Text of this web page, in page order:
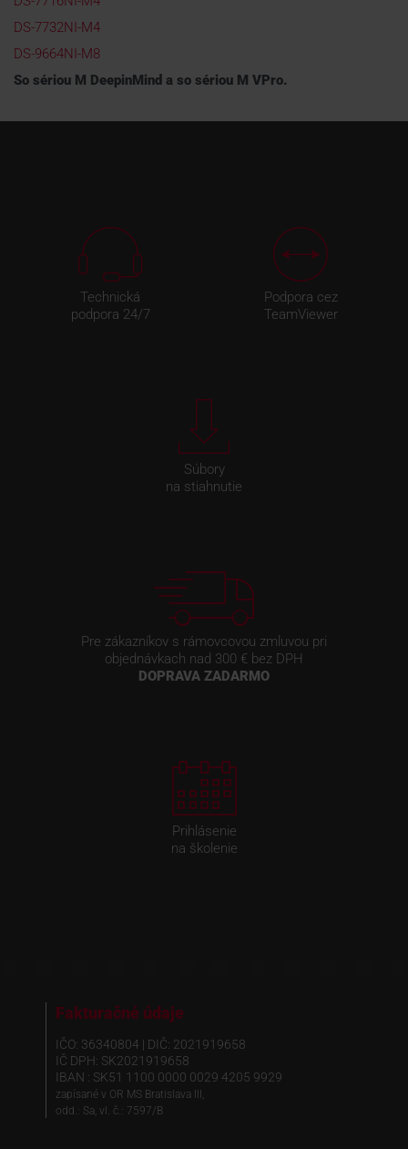
DS-7732NI-M4
DS-9664NI-M8
So sériou M DeepinMind a so sériou M VPro.
Technická
podpora 24/7
Podpora cez
TeamViewer
Súbory
na stiahnutie
Pre zákazníkov s rámovcovou zmluvou pri
objednávkach nad 300 € bez DPH
DOPRAVA ZADARMO
Prihlásenie
na školenie
Fakturačné údaje
IČO: 36340804 | DIČ: 2021919658
IČ DPH: SK2021919658
IBAN : SK51 1100 0000 0029 4205 9929
zapísané v OR MS Bratislava III,
odd.: Sa, vl. č.: 7597/B